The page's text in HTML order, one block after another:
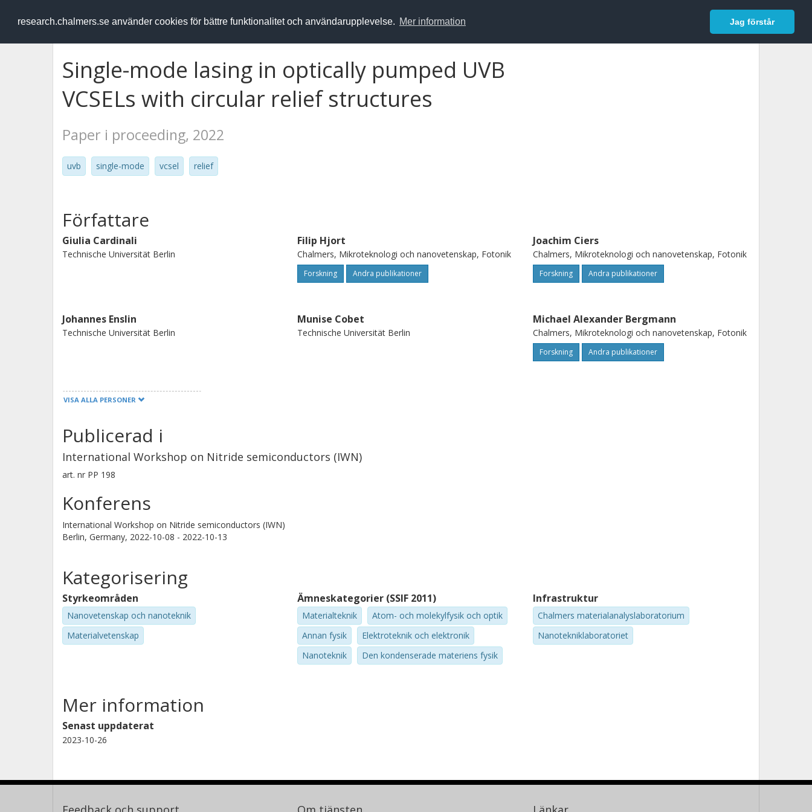
research.chalmers.se använder cookies för bättre funktionalitet och användarupplevelse. Mer information Jag förstår
RESEARCH.chalmers.se Logga in
Single-mode lasing in optically pumped UVB
VCSELs with circular relief structures
Paper i proceeding, 2022
uvb single-mode vcsel relief
Författare
Giulia Cardinali
Technische Universität Berlin
Filip Hjort
Chalmers, Mikroteknologi och nanovetenskap, Fotonik
Forskning Andra publikationer
Joachim Ciers
Chalmers, Mikroteknologi och nanovetenskap, Fotonik
Forskning Andra publikationer
Johannes Enslin
Technische Universität Berlin
Munise Cobet
Technische Universität Berlin
Michael Alexander Bergmann
Chalmers, Mikroteknologi och nanovetenskap, Fotonik
Forskning Andra publikationer
Johan Gustavsson
Forskning Andra publikationer
Markus R. Wager
VISA ALLA PERSONER
Publicerad i
International Workshop on Nitride semiconductors (IWN)
art. nr PP 198
Konferens
International Workshop on Nitride semiconductors (IWN)
Berlin, Germany, 2022-10-08 - 2022-10-13
Kategorisering
Styrkeområden
Nanovetenskap och nanoteknik
Materialvetenskap
Ämneskategorier (SSIF 2011)
Materialteknik
Atom- och molekylfysik och optik
Annan fysik
Elektroteknik och elektronik
Nanoteknik
Den kondenserade materiens fysik
Infrastruktur
Chalmers materialanalyslaboratorium
Nanotekniklaboratoriet
Mer information
Senast uppdaterat
2023-10-26